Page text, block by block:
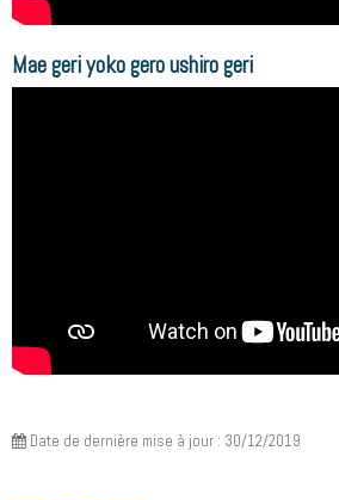
Mae geri yoko gero ushiro geri
Date de dernière mise à jour : 30/12/2019